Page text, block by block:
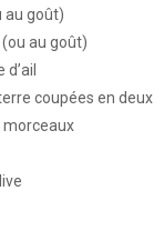
au goût)
au goût)
coupées en deux
morceaux